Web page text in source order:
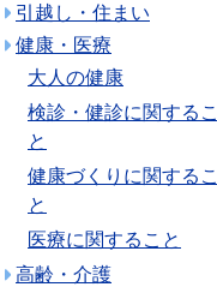
引越し・住まい
健康・医療
大人の健康
検診・健診に関するこ
と
健康づくりに関するこ
と
医療に関すること
高齢・介護